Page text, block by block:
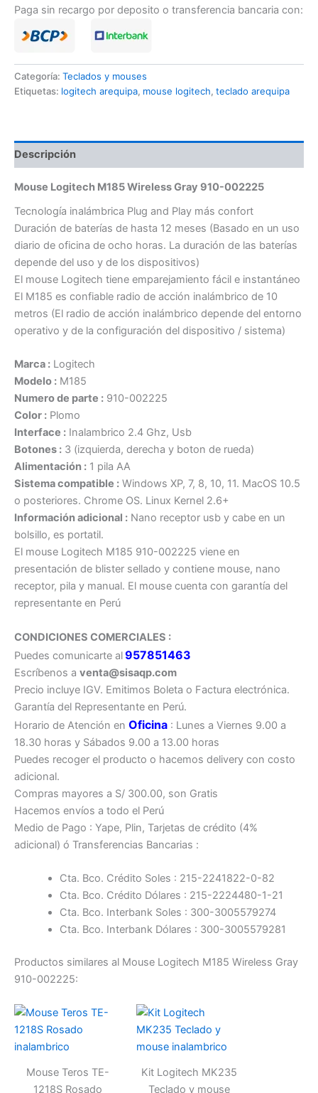
Paga sin recargo por deposito o transferencia bancaria con:
Categoría: Teclados y mouses
Etiquetas: logitech arequipa, mouse logitech, teclado arequipa
Descripción
Mouse Logitech M185 Wireless Gray 910-002225
Tecnología inalámbrica Plug and Play más confort
Duración de baterías de hasta 12 meses (Basado en un uso
diario de oficina de ocho horas. La duración de las baterías
depende del uso y de los dispositivos)
El mouse Logitech tiene emparejamiento fácil e instantáneo
El M185 es confiable radio de acción inalámbrico de 10
metros (El radio de acción inalámbrico depende del entorno
operativo y de la configuración del dispositivo / sistema)
Marca : Logitech
Modelo : M185
Numero de parte : 910-002225
Color : Plomo
Interface : Inalambrico 2.4 Ghz, Usb
Botones : 3 (izquierda, derecha y boton de rueda)
Alimentación : 1 pila AA
Sistema compatible : Windows XP, 7, 8, 10, 11. MacOS 10.5
o posteriores. Chrome OS. Linux Kernel 2.6+
Información adicional : Nano receptor usb y cabe en un
bolsillo, es portatil.
El mouse Logitech M185 910-002225 viene en
presentación de blister sellado y contiene mouse, nano
receptor, pila y manual. El mouse cuenta con garantía del
representante en Perú
CONDICIONES COMERCIALES :
Puedes comunicarte al957851463
Escríbenos a venta@sisaqp.com
Precio incluye IGV. Emitimos Boleta o Factura electrónica.
Garantía del Representante en Perú.
Horario de Atención en Oficina : Lunes a Viernes 9.00 a
18.30 horas y Sábados 9.00 a 13.00 horas
Puedes recoger el producto o hacemos delivery con costo
adicional.
Compras mayores a S/ 300.00, son Gratis
Hacemos envíos a todo el Perú
Medio de Pago : Yape, Plin, Tarjetas de crédito (4%
adicional) ó Transferencias Bancarias :
Cta. Bco. Crédito Soles : 215-2241822-0-82
Cta. Bco. Crédito Dólares : 215-2224480-1-21
Cta. Bco. Interbank Soles : 300-3005579274
Cta. Bco. Interbank Dólares : 300-3005579281
Productos similares al Mouse Logitech M185 Wireless Gray
910-002225:
Mouse Teros TE-
1218S Rosado
Kit Logitech MK235
Teclado y mouse